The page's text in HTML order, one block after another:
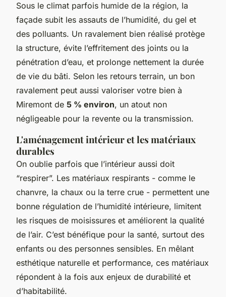
Sous le climat parfois humide de la région, la
façade subit les assauts de l’humidité, du gel et
des polluants. Un ravalement bien réalisé protège
la structure, évite l’effritement des joints ou la
pénétration d’eau, et prolonge nettement la durée
de vie du bâti. Selon les retours terrain, un bon
ravalement peut aussi valoriser votre bien à
Miremont de 5 % environ, un atout non
négligeable pour la revente ou la transmission.
L'aménagement intérieur et les matériaux
durables
On oublie parfois que l’intérieur aussi doit
“respirer”. Les matériaux respirants - comme le
chanvre, la chaux ou la terre crue - permettent une
bonne régulation de l’humidité intérieure, limitent
les risques de moisissures et améliorent la qualité
de l’air. C’est bénéfique pour la santé, surtout des
enfants ou des personnes sensibles. En mêlant
esthétique naturelle et performance, ces matériaux
répondent à la fois aux enjeux de durabilité et
d’habitabilité.